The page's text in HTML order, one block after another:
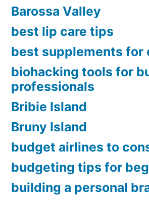
Barossa Valley
best lip care tips
best supplements for
biohacking tools for
professionals
Bribie Island
Bruny Island
budget airlines to
budgeting tips for
building a personal